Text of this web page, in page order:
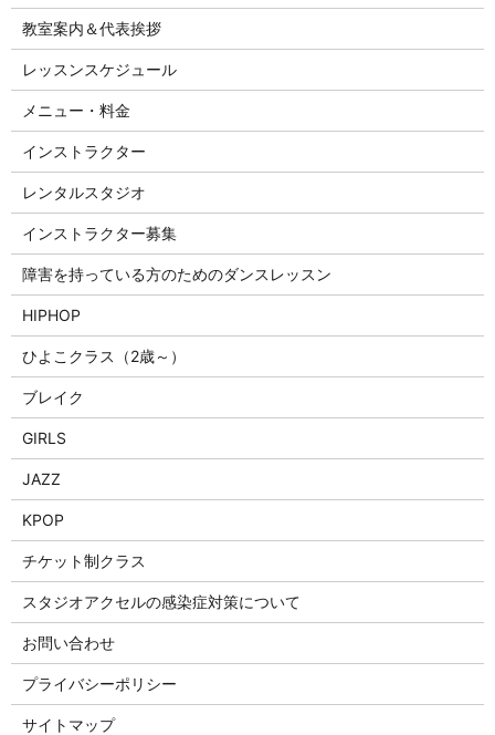
教室案内＆代表挨拶
レッスンスケジュール
メニュー・料金
インストラクター
レンタルスタジオ
インストラクター募集
障害を持っている方のためのダンスレッスン
HIPHOP
ひよこクラス（2歳～）
ブレイク
GIRLS
JAZZ
KPOP
チケット制クラス
スタジオアクセルの感染症対策について
お問い合わせ
プライバシーポリシー
サイトマップ